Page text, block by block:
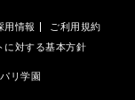
用情報
ご利用規約
に対する基本方針
リ学園